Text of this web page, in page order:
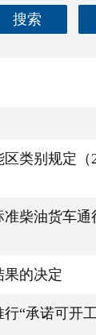
搜索
类别规定（
柴油货车通
的决定
“承诺可开